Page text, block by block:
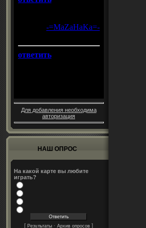
Для добавления необходима
авторизация
НАШ ОПРОС
На какой карте вы любите
играть?
[ Результаты · Архив опросов ]